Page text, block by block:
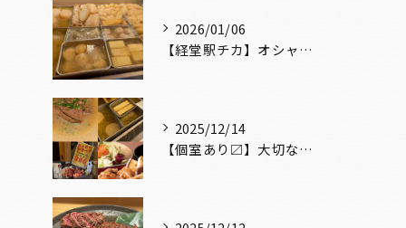
2026/01/06
【経堂駅チカ】オシャレ居酒屋🏮出汁が美味しいおでんがオススメ...
2025/12/14
【個室あり〼】大切な記念日、お祝い事でのご来店ぜひお待ちして...